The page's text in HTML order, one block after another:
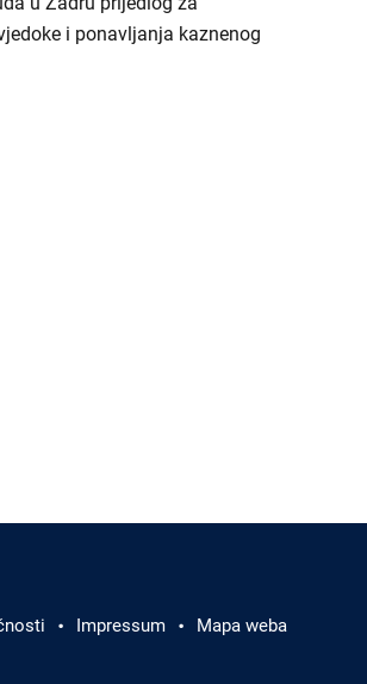
i ponavljanja kaznenog
Impressum Mapa weba